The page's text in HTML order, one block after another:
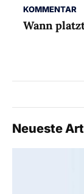
KOMMENTAR
Wann
Neueste